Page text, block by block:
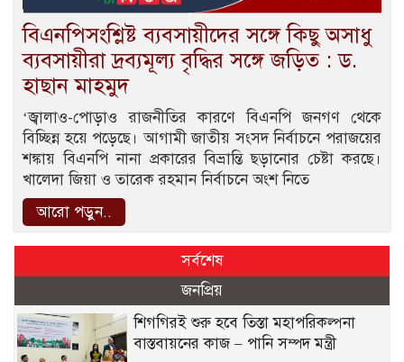
বিএনপিসংশ্লিষ্ট ব্যবসায়ীদের সঙ্গে কিছু অসাধু
ব্যবসায়ীরা দ্রব্যমূল্য বৃদ্ধির সঙ্গে জড়িত : ড.
হাছান মাহমুদ
‘জ্বালাও-পোড়াও রাজনীতির কারণে বিএনপি জনগণ থেকে
বিচ্ছিন্ন হয়ে পড়েছে। আগামী জাতীয় সংসদ নির্বাচনে পরাজয়ের
শঙ্কায় বিএনপি নানা প্রকারের বিভ্রান্তি ছড়ানোর চেষ্টা করছে।
খালেদা জিয়া ও তারেক রহমান নির্বাচনে অংশ নিতে
আরো পড়ুন..
সর্বশেষ
জনপ্রিয়
শিগগিরই শুরু হবে তিস্তা মহাপরিকল্পনা
বাস্তবায়নের কাজ – পানি সম্পদ মন্ত্রী